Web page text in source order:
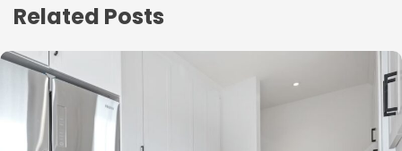
Related Posts